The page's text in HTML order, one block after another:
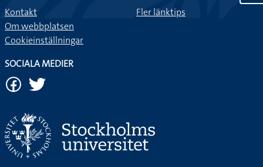
Kontakt
Om webbplatsen
Cookieinställningar
Fler länktips
SOCIALA MEDIER